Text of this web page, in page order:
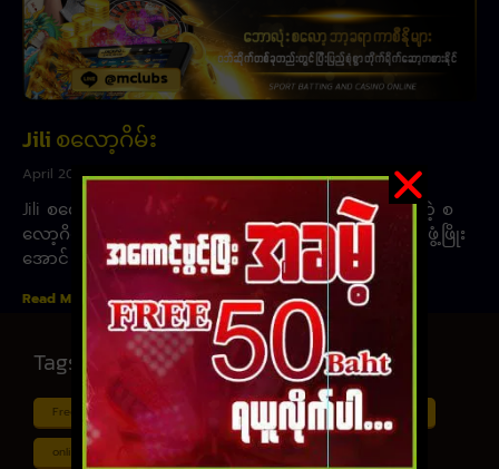
Jili စလော့ဂိမ်း
April 20, 2023
Jili စလော့ဂိမ်း ဆိုသည်မှာ ထိုင်းနိုင်ငံထဲက ရေပန်းစားနေတဲ့ စ
လော့ဂိမ်း ကုမ္ပဏီတစ်ခုဖြစ်တယ် ဂိမ်းပုံစံကို ဒီဇိုင်းထွင်ပြီး ဖွံ့ဖြိုး
အောင်
Read More »
Tags
Free ငါး ပစ် ဂိမ်း Myanmar ကာစီနို Online ငါး ဂိမ်း apk
online ငါး ပစ် ဂိမ်းapp Shan Koe Mee ငါး ပစ် ဂိမ်း